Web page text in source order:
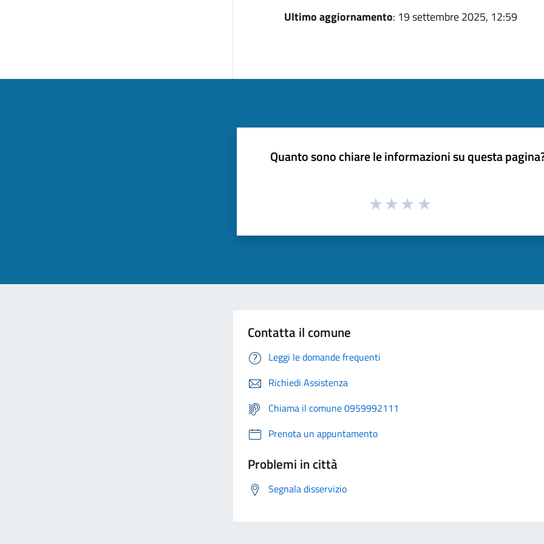
Ultimo aggiornamento: 19 settembre 2025, 12:59
Quanto sono chiare le informazioni su questa
Contatta il comune
Leggi le domande frequenti
Richiedi Assistenza
Chiama il comune 0959992111
Prenota un appuntamento
Problemi in città
Segnala disservizio